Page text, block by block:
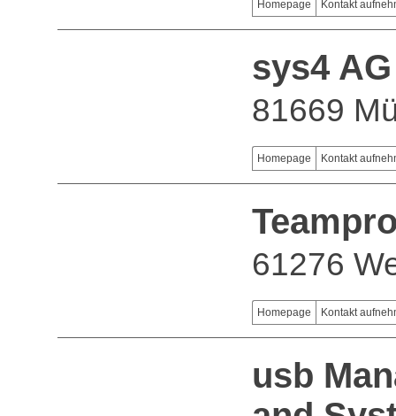
Homepage Kontakt
sys4 AG
81669
Homepage Kontakt
61276
Homepage Kontakt
usb